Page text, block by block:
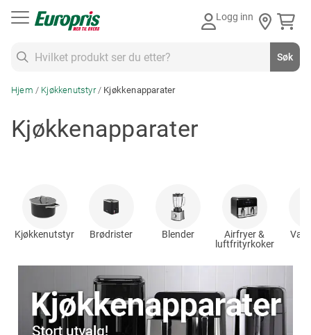
Logg inn
Søk
Hjem Kjøkkenutstyr Kjøkkenapparater
Kjøkkenapparater
Kjøkkenutstyr Brødrister Blender
Airfryer &
luftfrityrkoker